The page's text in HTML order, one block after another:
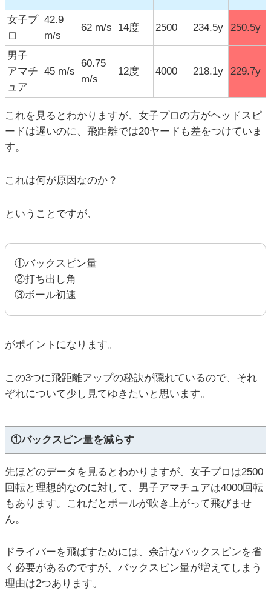
女子プ
ロ
42.9
m/s
62 m/s 14度 2500 234.5y 250.5y
男子
アマチ
ュア
45 m/s
60.75
m/s
12度 4000 218.1y 229.7y
これを見るとわかりますが、女子プロの方がヘッドスピ
ードは遅いのに、飛距離では20ヤードも差をつけていま
す。
これは何が原因なのか？
ということですが、
①バックスピン量
②打ち出し角
③ボール初速
がポイントになります。
この3つに飛距離アップの秘訣が隠れているので、それ
ぞれについて少し見てゆきたいと思います。
①バックスピン量を減らす
先ほどのデータを見るとわかりますが、女子プロは2500
回転と理想的なのに対して、男子アマチュアは4000回転
もあります。これだとボールが吹き上がって飛びませ
ん。
ドライバーを飛ばすためには、余計なバックスピンを省
く必要があるのですが、バックスピン量が増えてしまう
理由は2つあります。